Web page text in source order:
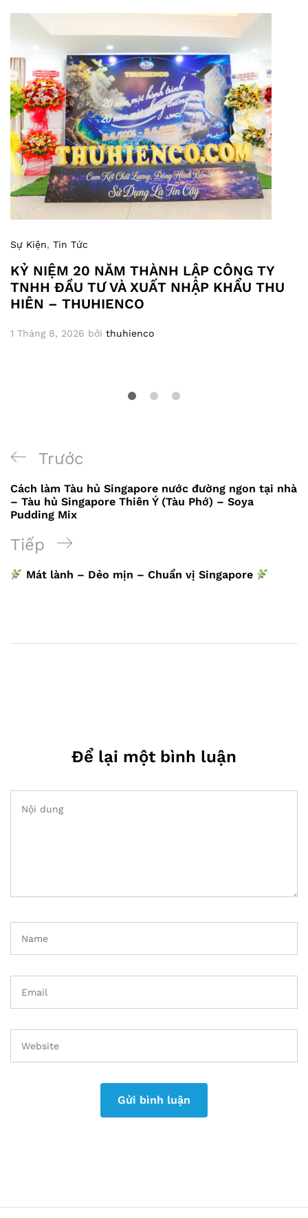
Sự Kiện, Tin Tức
KỶ NIỆM 20 NĂM THÀNH LẬP CÔNG TY
TNHH ĐẦU TƯ VÀ XUẤT NHẬP KHẨU THU
HIÊN – THUHIENCO
1 Tháng 8, 2026 bởi thuhienco
Điều
hướng
bài
viết
Bài
trước
Trước
Cách làm Tàu hủ Singapore nước đường ngon tại nhà
– Tàu hủ Singapore Thiên Ý (Tàu Phớ) – Soya
Pudding Mix
Bài
tiếp
Tiếp
Mát lành – Dẻo mịn – Chuẩn vị Singapore
Để lại một bình luận